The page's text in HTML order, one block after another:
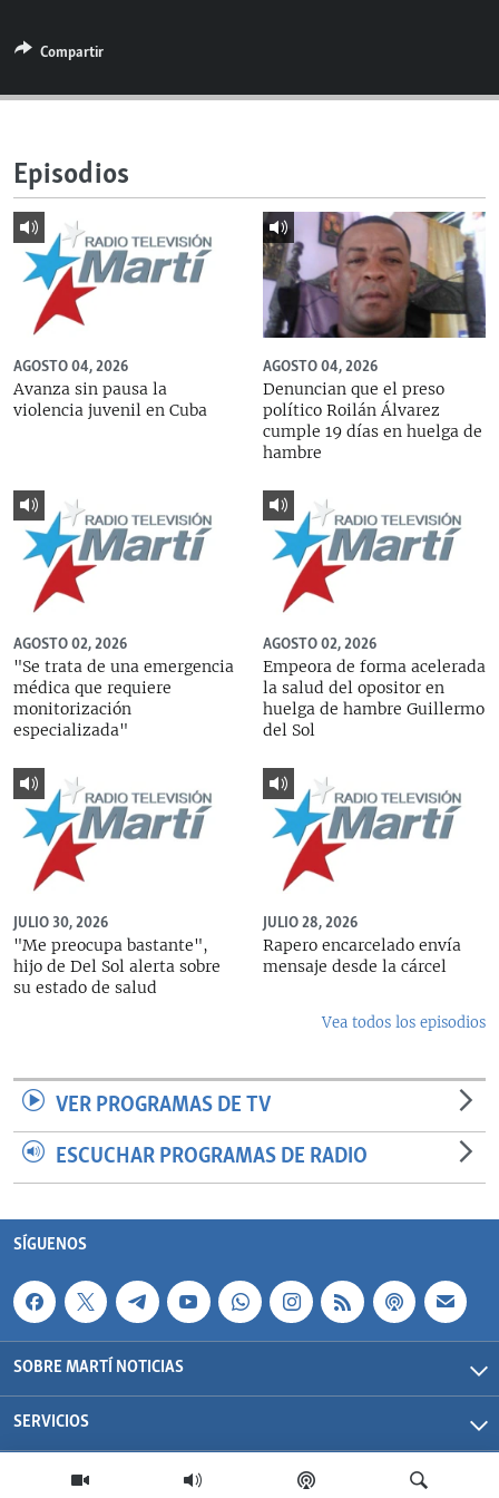
ESPECIALES
ESPECIALES
SER VIEJO EN CUBA
KENTU-CUBANO
LOS SANTOS DE HIALEAH
DESINFORMACIÓN RUSA EN AMÉRICA LATINA
LA INVASIÓN DE RUSIA A UCRANIA
MULTIMEDIA
SÍGUENOS
Compartir
Episodios
AGOSTO 04, 2026
Avanza sin pausa la
violencia juvenil en Cuba
AGOSTO 04, 2026
Denuncian que el preso
político Roilán Álvarez
cumple 19 días en huelga de
hambre
AGOSTO 02, 2026
"Se trata de una emergencia
médica que requiere
monitorización
especializada"
AGOSTO 02, 2026
Empeora de forma acelerada
la salud del opositor en
huelga de hambre Guillermo
del Sol
JULIO 30, 2026
"Me preocupa bastante",
hijo de Del Sol alerta sobre
su estado de salud
JULIO 28, 2026
Rapero encarcelado envía
mensaje desde la cárcel
Vea todos los episodios
VER PROGRAMAS DE TV
ESCUCHAR PROGRAMAS DE RADIO
SÍGUENOS
SOBRE MARTÍ NOTICIAS
SERVICIOS
Martí Noticias| 2026 | OCB | Todos los derechos reservados.